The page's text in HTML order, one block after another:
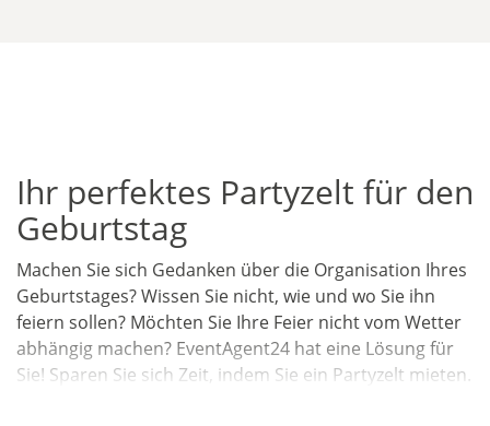
Ihr perfektes Partyzelt für den
Geburtstag
Machen Sie sich Gedanken über die Organisation Ihres
Geburtstages? Wissen Sie nicht, wie und wo Sie ihn
feiern sollen? Möchten Sie Ihre Feier nicht vom Wetter
abhängig machen? EventAgent24 hat eine Lösung für
Sie! Sparen Sie sich Zeit, indem Sie ein Partyzelt mieten.